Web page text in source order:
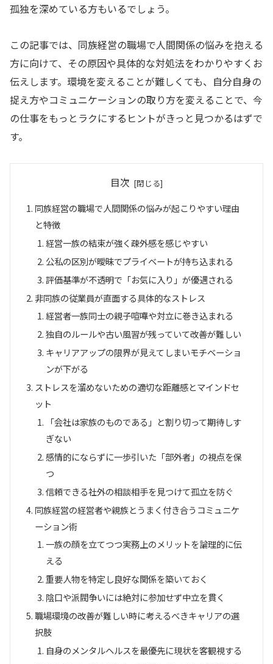
孤独を深めている方もいるでしょう。
この記事では、同族経営の職場で人間関係の悩みを抱える
方に向けて、その原因や具体的な対処法をわかりやすくお
伝えします。環境を変えることが難しくても、自分自身の
捉え方やコミュニケーションの取り方を変えることで、今
の仕事をもっとラクにするヒントがきっと見つかるはずで
す。
目次
同族経営の職場で人間関係の悩みが起こりやすい理由
と特徴
経営一族の結束が強く疎外感を感じやすい
公私の区別が曖昧でプライベートが持ち込まれる
評価基準が不透明で「お気に入り」が優遇される
非同族の従業員が直面する具体的なストレス
経営者一族同士の親子喧嘩や対立に巻き込まれる
独自のルールや古い風習が残っていて改善が難しい
キャリアアップの限界が見えてしまいモチベーショ
ンが下がる
ストレスを溜めないための適切な距離感とマインドセ
ット
「会社は家族のものである」と割り切って期待しす
ぎない
感情的にならずに一歩引いた「部外者」の視点を保
つ
信頼できる社外の相談相手を見つけて孤立を防ぐ
同族経営の経営者や親族とうまく付き合うコミュニケ
ーション術
一族の顔を立てつつ実務上のメリットを論理的に伝
える
重要人物を特定し良好な関係を築いておく
陰口や派閥争いには絶対に参加せず中立を貫く
職場環境の改善が難しい時に考えるべきキャリアの選
択肢
自身のメンタルヘルスを最優先に現状を客観視する